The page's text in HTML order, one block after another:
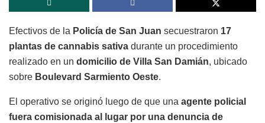
Efectivos de la Policía de San Juan secuestraron 17
plantas de cannabis sativa durante un procedimiento
realizado en un domicilio de Villa San Damián, ubicado
sobre Boulevard Sarmiento Oeste.
El operativo se originó luego de que una agente policial
fuera comisionada al lugar por una denuncia de